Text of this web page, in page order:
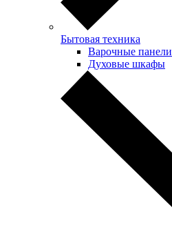
Бытовая техника
Варочные панели
Духовые шкафы